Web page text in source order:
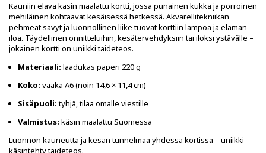
Kauniin elävä käsin maalattu kortti, jossa punainen kukka ja pörröinen
mehiläinen kohtaavat kesäisessä hetkessä. Akvarellitekniikan
pehmeät sävyt ja luonnollinen liike tuovat korttiin lämpöä ja elämän
iloa. Täydellinen onnitteluihin, kesätervehdyksiin tai iloksi ystävälle –
jokainen kortti on uniikki taideteos.
Materiaali: laadukas paperi 220 g
Koko: vaaka A6 (noin 14,6 × 11,4 cm)
Sisäpuoli:tyhjä, tilaa omalle viestille
Valmistus: käsin maalattu Suomessa
Luonnon kauneutta ja kesän tunnelmaa yhdessä kortissa – uniikki
käsintehty taideteos.